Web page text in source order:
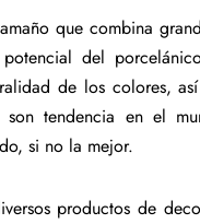
que combina
del
de los colores,
son tendencia en el
si no la mejor.
productos de